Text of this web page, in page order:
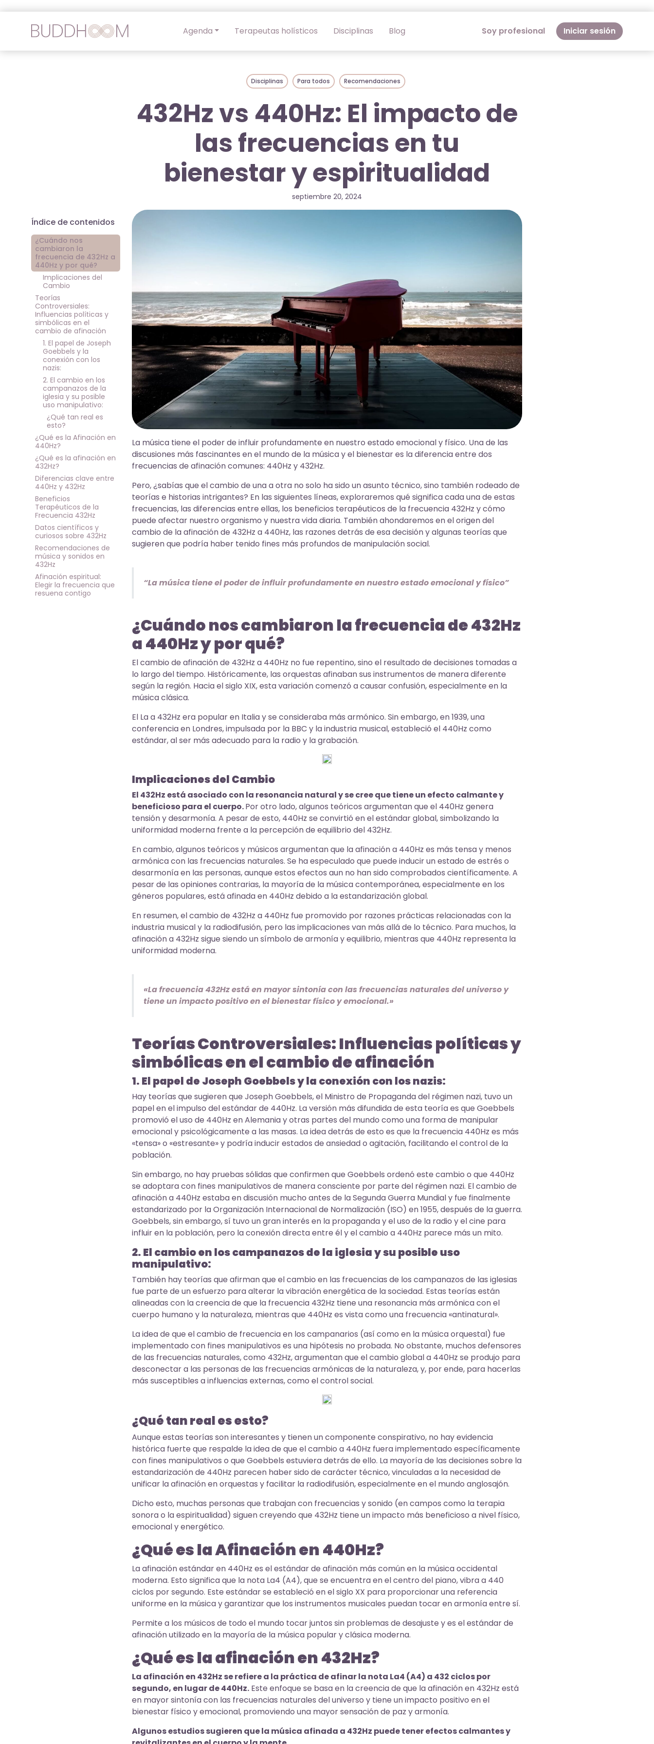
Agenda Terapeutas holísticos Disciplinas Blog Soy profesional Iniciar sesión
Disciplinas Para todos Recomendaciones
432Hz vs 440Hz: El impacto de
las frecuencias en tu
bienestar y espiritualidad
septiembre 20, 2024
Índice de contenidos
¿Cuándo nos
cambiaron la
frecuencia de 432Hz a
440Hz y por qué?
Implicaciones del
Cambio
Teorías
Controversiales:
Influencias políticas y
simbólicas en el
cambio de afinación
1. El papel de Joseph
Goebbels y la
conexión con los
nazis:
2. El cambio en los
campanazos de la
iglesia y su posible
uso manipulativo:
¿Qué tan real es
esto?
¿Qué es la Afinación en
440Hz?
¿Qué es la afinación en
432Hz?
Diferencias clave entre
440Hz y 432Hz
Beneficios
Terapéuticos de la
Frecuencia 432Hz
Datos científicos y
curiosos sobre 432Hz
Recomendaciones de
música y sonidos en
432Hz
Afinación espiritual:
Elegir la frecuencia que
resuena contigo
La música tiene el poder de influir profundamente en nuestro estado emocional y físico. Una de las
discusiones más fascinantes en el mundo de la música y el bienestar es la diferencia entre dos
frecuencias de afinación comunes: 440Hz y 432Hz.
Pero, ¿sabías que el cambio de una a otra no solo ha sido un asunto técnico, sino también rodeado de
teorías e historias intrigantes? En las siguientes líneas, exploraremos qué significa cada una de estas
frecuencias, las diferencias entre ellas, los beneficios terapéuticos de la frecuencia 432Hz y cómo
puede afectar nuestro organismo y nuestra vida diaria. También ahondaremos en el origen del
cambio de la afinación de 432Hz a 440Hz, las razones detrás de esa decisión y algunas teorías que
sugieren que podría haber tenido fines más profundos de manipulación social.
“La música tiene el poder de influir profundamente en nuestro estado emocional y físico”
¿Cuándo nos cambiaron la frecuencia de 432Hz
a 440Hz y por qué?
El cambio de afinación de 432Hz a 440Hz no fue repentino, sino el resultado de decisiones tomadas a
lo largo del tiempo. Históricamente, las orquestas afinaban sus instrumentos de manera diferente
según la región. Hacia el siglo XIX, esta variación comenzó a causar confusión, especialmente en la
música clásica.
El La a 432Hz era popular en Italia y se consideraba más armónico. Sin embargo, en 1939, una
conferencia en Londres, impulsada por la BBC y la industria musical, estableció el 440Hz como
estándar, al ser más adecuado para la radio y la grabación.
Implicaciones del Cambio
El 432Hz está asociado con la resonancia natural y se cree que tiene un efecto calmante y
beneficioso para el cuerpo.Por otro lado, algunos teóricos argumentan que el 440Hz genera
tensión y desarmonía. A pesar de esto, 440Hz se convirtió en el estándar global, simbolizando la
uniformidad moderna frente a la percepción de equilibrio del 432Hz.
En cambio, algunos teóricos y músicos argumentan que la afinación a 440Hz es más tensa y menos
armónica con las frecuencias naturales. Se ha especulado que puede inducir un estado de estrés o
desarmonía en las personas, aunque estos efectos aun no han sido comprobados científicamente. A
pesar de las opiniones contrarias, la mayoría de la música contemporánea, especialmente en los
géneros populares, está afinada en 440Hz debido a la estandarización global.
En resumen, el cambio de 432Hz a 440Hz fue promovido por razones prácticas relacionadas con la
industria musical y la radiodifusión, pero las implicaciones van más allá de lo técnico. Para muchos, la
afinación a 432Hz sigue siendo un símbolo de armonía y equilibrio, mientras que 440Hz representa la
uniformidad moderna.
«La frecuencia 432Hz está en mayor sintonía con las frecuencias naturales del universo y
tiene un impacto positivo en el bienestar físico y emocional.»
Teorías Controversiales: Influencias políticas y
simbólicas en el cambio de afinación
1. El papel de Joseph Goebbels y la conexión con los nazis:
Hay teorías que sugieren que Joseph Goebbels, el Ministro de Propaganda del régimen nazi, tuvo un
papel en el impulso del estándar de 440Hz. La versión más difundida de esta teoría es que Goebbels
promovió el uso de 440Hz en Alemania y otras partes del mundo como una forma de manipular
emocional y psicológicamente a las masas. La idea detrás de esto es que la frecuencia 440Hz es más
«tensa» o «estresante» y podría inducir estados de ansiedad o agitación, facilitando el control de la
población.
Sin embargo, no hay pruebas sólidas que confirmen que Goebbels ordenó este cambio o que 440Hz
se adoptara con fines manipulativos de manera consciente por parte del régimen nazi. El cambio de
afinación a 440Hz estaba en discusión mucho antes de la Segunda Guerra Mundial y fue finalmente
estandarizado por la Organización Internacional de Normalización (ISO) en 1955, después de la guerra.
Goebbels, sin embargo, sí tuvo un gran interés en la propaganda y el uso de la radio y el cine para
influir en la población, pero la conexión directa entre él y el cambio a 440Hz parece más un mito.
2. El cambio en los campanazos de la iglesia y su posible uso
manipulativo:
También hay teorías que afirman que el cambio en las frecuencias de los campanazos de las iglesias
fue parte de un esfuerzo para alterar la vibración energética de la sociedad. Estas teorías están
alineadas con la creencia de que la frecuencia 432Hz tiene una resonancia más armónica con el
cuerpo humano y la naturaleza, mientras que 440Hz es vista como una frecuencia «antinatural».
La idea de que el cambio de frecuencia en los campanarios (así como en la música orquestal) fue
implementado con fines manipulativos es una hipótesis no probada. No obstante, muchos defensores
de las frecuencias naturales, como 432Hz, argumentan que el cambio global a 440Hz se produjo para
desconectar a las personas de las frecuencias armónicas de la naturaleza, y, por ende, para hacerlas
más susceptibles a influencias externas, como el control social.
¿Qué tan real es esto?
Aunque estas teorías son interesantes y tienen un componente conspirativo, no hay evidencia
histórica fuerte que respalde la idea de que el cambio a 440Hz fuera implementado específicamente
con fines manipulativos o que Goebbels estuviera detrás de ello. La mayoría de las decisiones sobre la
estandarización de 440Hz parecen haber sido de carácter técnico, vinculadas a la necesidad de
unificar la afinación en orquestas y facilitar la radiodifusión, especialmente en el mundo anglosajón.
Dicho esto, muchas personas que trabajan con frecuencias y sonido (en campos como la terapia
sonora o la espiritualidad) siguen creyendo que 432Hz tiene un impacto más beneficioso a nivel físico,
emocional y energético.
¿Qué es la Afinación en 440Hz?
La afinación estándar en 440Hz es el estándar de afinación más común en la música occidental
moderna. Esto significa que la nota La4 (A4), que se encuentra en el centro del piano, vibra a 440
ciclos por segundo. Este estándar se estableció en el siglo XX para proporcionar una referencia
uniforme en la música y garantizar que los instrumentos musicales puedan tocar en armonía entre sí.
Permite a los músicos de todo el mundo tocar juntos sin problemas de desajuste y es el estándar de
afinación utilizado en la mayoría de la música popular y clásica moderna.
¿Qué es la afinación en 432Hz?
La afinación en 432Hz se refiere a la práctica de afinar la nota La4 (A4) a 432 ciclos por
segundo, en lugar de 440Hz.Este enfoque se basa en la creencia de que la afinación en 432Hz está
en mayor sintonía con las frecuencias naturales del universo y tiene un impacto positivo en el
bienestar físico y emocional, promoviendo una mayor sensación de paz y armonía.
Algunos estudios sugieren que la música afinada a 432Hz puede tener efectos calmantes y